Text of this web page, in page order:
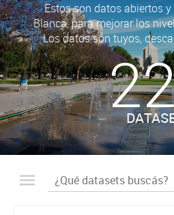
Estos son datos abiertos
Blanca, para mejorar los
Los datos son tuyos,